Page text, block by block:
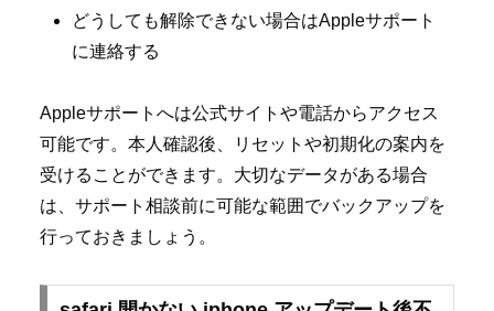
どうしても解除できない場合はAppleサポート
に連絡する
Appleサポートへは公式サイトや電話からアクセス
可能です。本人確認後、リセットや初期化の案内を
受けることができます。大切なデータがある場合
は、サポート相談前に可能な範囲でバックアップを
行っておきましょう。